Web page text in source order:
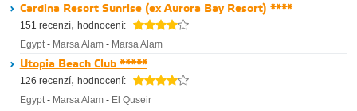
Cardina Resort Sunrise (ex Aurora Bay Resort) ****
151 recenzí, hodnocení:
Egypt - Marsa Alam - Marsa Alam
Utopia Beach Club *****
126 recenzí, hodnocení:
Egypt - Marsa Alam - El Quseir